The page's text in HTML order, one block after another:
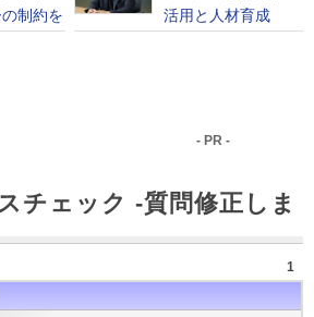
- PR -
チェック -質問修正しま
1